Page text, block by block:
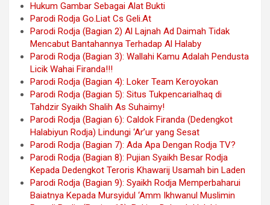
Hukum Gambar Sebagai Alat Bukti
Parodi Rodja Go.Liat Cs Geli.At
Parodi Rodja (Bagian 2) Al Lajnah Ad Daimah Tidak
Mencabut Bantahannya Terhadap Al Halaby
Parodi Rodja (Bagian 3): Wallahi Kamu Adalah Pendusta
Licik Wahai Firanda!!!
Parodi Rodja (Bagian 4): Loker Team Keroyokan
Parodi Rodja (Bagian 5): Situs Tukpencarialhaq di
Tahdzir Syaikh Shalih As Suhaimy!
Parodi Rodja (Bagian 6): Caldok Firanda (Dedengkot
Halabiyun Rodja) Lindungi ‘Ar’ur yang Sesat
Parodi Rodja (Bagian 7): Ada Apa Dengan Rodja TV?
Parodi Rodja (Bagian 8): Pujian Syaikh Besar Rodja
Kepada Dedengkot Teroris Khawarij Usamah bin Laden
Parodi Rodja (Bagian 9): Syaikh Rodja Memperbaharui
Baiatnya Kepada Mursyidul ‘Amm Ikhwanul Muslimin